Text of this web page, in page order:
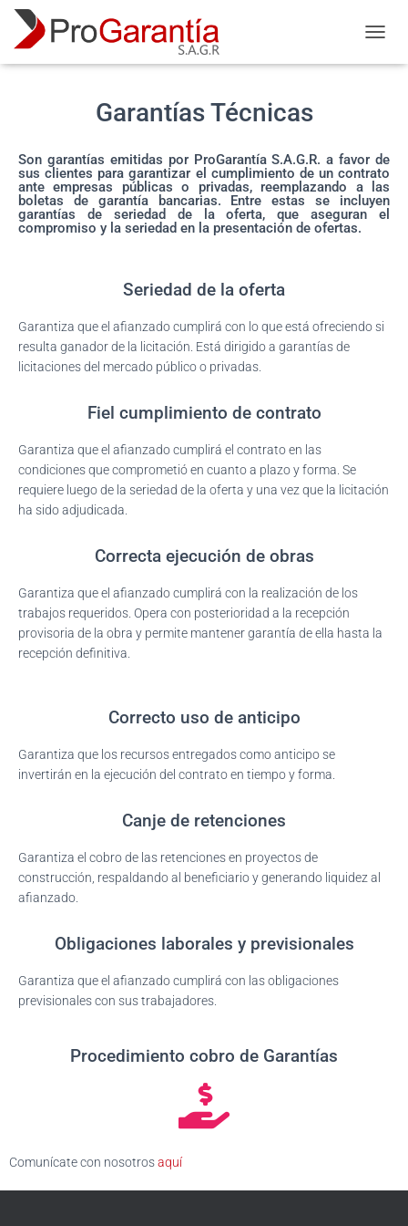
A
M
O
D
O
E
Garantías Técnicas
Son garantías emitidas por ProGarantía S.A.G.R. a favor de
sus clientes para garantizar el cumplimiento de un contrato
ante empresas públicas o privadas, reemplazando a las
boletas de garantía bancarias. Entre estas se incluyen
garantías de seriedad de la oferta, que aseguran el
compromiso y la seriedad en la presentación de ofertas.
Seriedad de la oferta
Garantiza que el afianzado cumplirá con lo que está ofreciendo si
resulta ganador de la licitación. Está dirigido a garantías de
licitaciones del mercado público o privadas.
Fiel cumplimiento de contrato
Garantiza que el afianzado cumplirá el contrato en las
condiciones que comprometió en cuanto a plazo y forma. Se
requiere luego de la seriedad de la oferta y una vez que la licitación
ha sido adjudicada.
Correcta ejecución de obras
Garantiza que el afianzado cumplirá con la realización de los
trabajos requeridos. Opera con posterioridad a la recepción
provisoria de la obra y permite mantener garantía de ella hasta la
recepción definitiva.
Correcto uso de anticipo
Garantiza que los recursos entregados como anticipo se
invertirán en la ejecución del contrato en tiempo y forma.
Canje de retenciones
Garantiza el cobro de las retenciones en proyectos de
construcción, respaldando al beneficiario y generando liquidez al
afianzado.
Obligaciones laborales y previsionales
Garantiza que el afianzado cumplirá con las obligaciones
previsionales con sus trabajadores.
Procedimiento cobro de Garantías
Comunícate con nosotrosaquí